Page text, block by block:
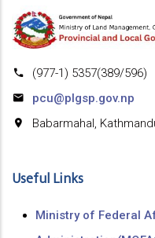
(977-1) 5357(389/596)
pcu@plgsp.gov.np
Babarmahal,
Useful Links
Ministry of Federal